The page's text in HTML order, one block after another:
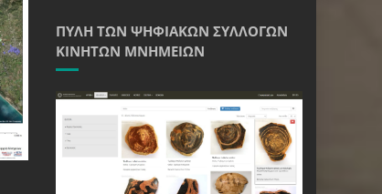
ΠΎΛΗ ΤΩΝ ΨΗΦΙΑΚΏΝ ΣΥΛΛΟΓΏΝ
ΚΙΝΗΤΏΝ ΜΝΗΜΕΊΩΝ